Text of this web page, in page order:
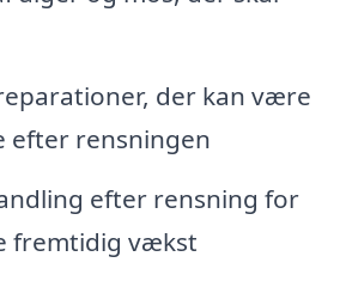
der kan være
efter rensningen
efter rensning for
fremtidig vækst